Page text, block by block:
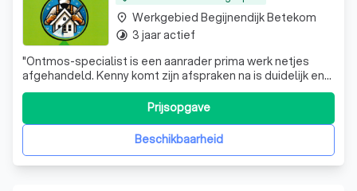
"Ontmos-specialist is een aanrader prima werk netjes
afgehandeld. Kenny komt zijn afspraken na is duidelijk en
transparant in het communiceren."
Beschikbaarheid
Prijsopgave
place Werkgebied Begijnendijk Betekom
timelapse 3 jaar actief